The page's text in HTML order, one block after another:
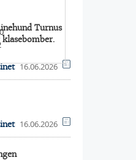
Turnus
16.06.2026
16.06.2026